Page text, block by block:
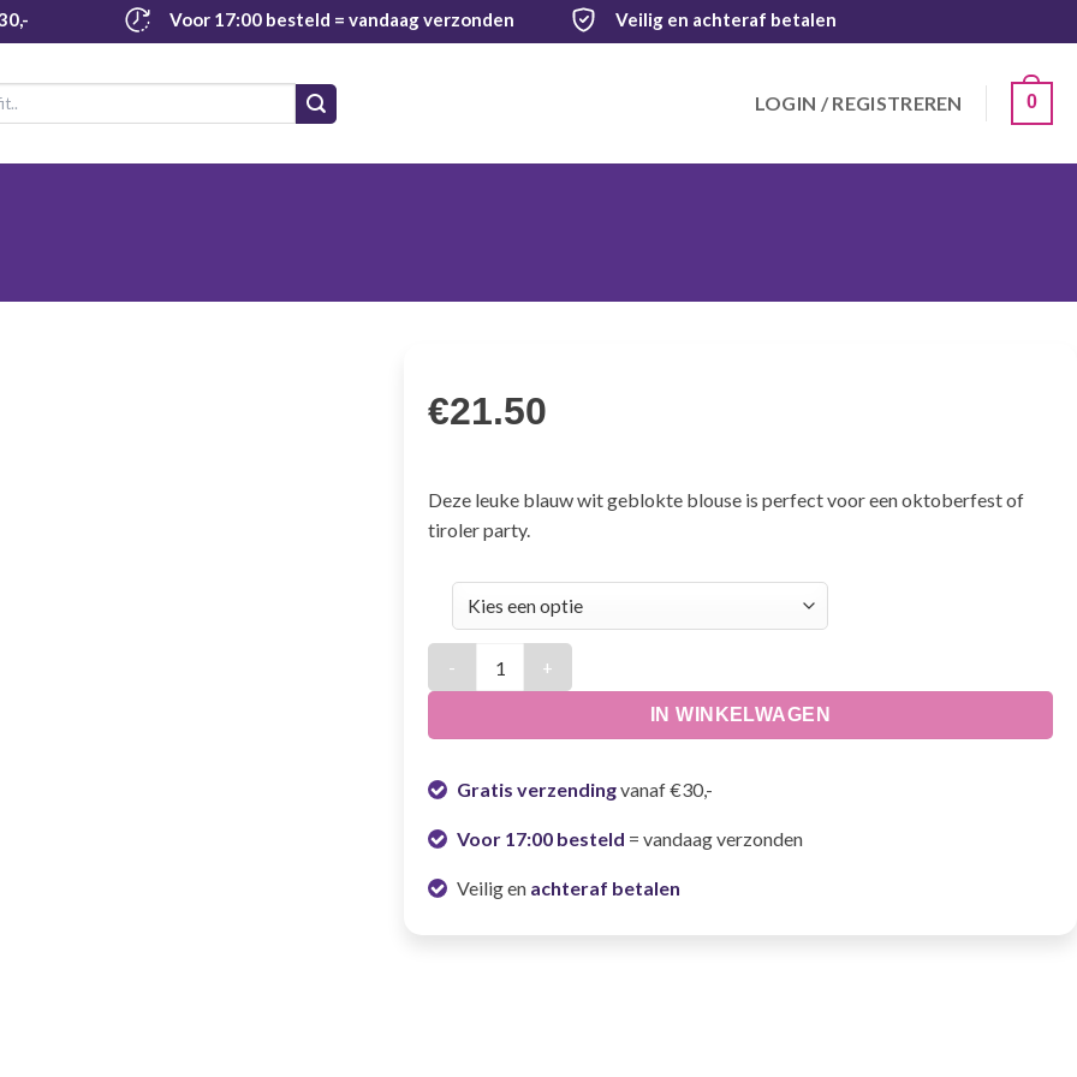
Voor 17:00 besteld = vandaag verzonden Veilig en achteraf betalen
LOGIN / REGISTREREN 0
€21.50
Deze leuke blauw wit geblokte blouse is perfect voor een oktoberfest of
tiroler party.
IN WINKELWAGEN
Gratis verzendingvanaf €30,-
Voor 17:00 besteld = vandaag verzonden
Veilig en achteraf betalen